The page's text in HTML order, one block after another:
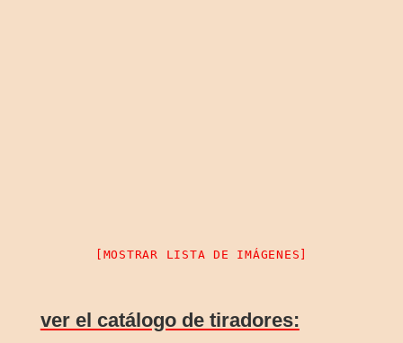
[MOSTRAR LISTA DE IMÁGENES]
ver el catálogo de tiradores: